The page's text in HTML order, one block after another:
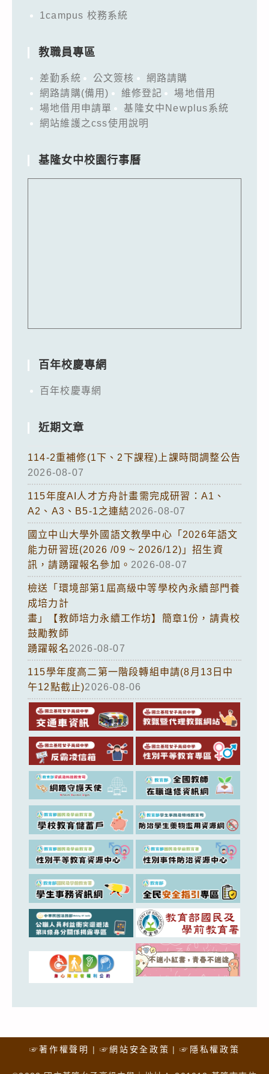
1campus 校務系統
教職員專區
差勤系統 公文簽核
網路請購
網路請購(備用)
維修登記
場地借用
場地借用申請單
基隆女中Newplus系統
網站維護之css使用說明
基隆女中校園行事曆
百年校慶專網
百年校慶專網
近期文章
114-2重補修(1下、2下課程)上課時間調整公告
2026-08-07
115年度AI人才方舟計畫需完成研習：A1、
A2、A3、B5-1之連結2026-08-07
國立中山大學外國語文教學中心「2026年語文
能力研習班(2026 /09 ~ 2026/12)」招生資
訊，請踴躍報名參加。 2026-08-07
檢送「環境部第1屆高級中等學校內永續部門養
成培力計
畫」【教師培力永續工作坊】簡章1份，請貴校
鼓勵教師
踴躍報名2026-08-07
115學年度高二第一階段轉組申請(8月13日中
午12點截止)2026-08-06
☞著作權聲明 ☞網站安全政策 ☞隱私權政策